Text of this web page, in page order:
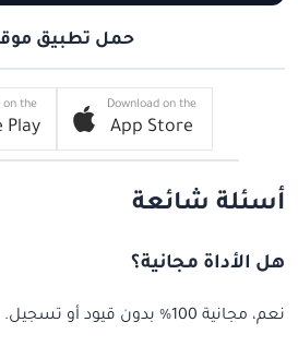
حمل تطبيق
Download on the
App Store
on the
Play
أسئلة شائعة
هل الأداة مجانية؟
نعم، مجانية 100% بدون قيود أو تسجيل.